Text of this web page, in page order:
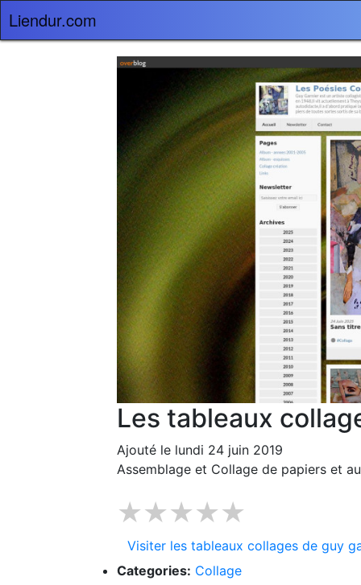
Liendur.com
Les tableaux
Ajouté le lundi 24 juin 2019
Assemblage et Collage de papiers et
★★★★★
Visiter les tableaux collages de guy
Categories: Collage